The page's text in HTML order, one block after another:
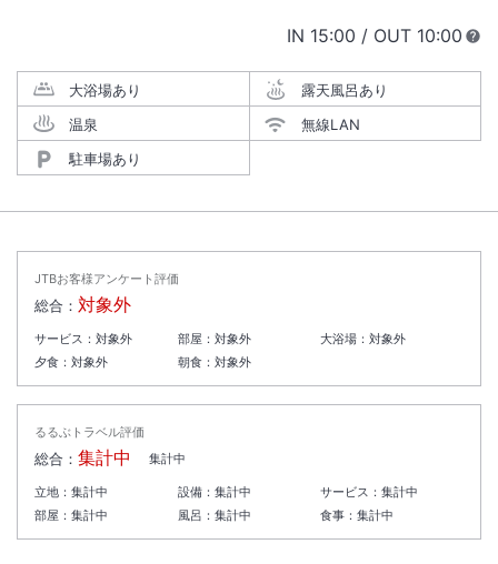
IN チェックイン
15:00 / OUT チェック
10:00
大浴場あり
露天風呂あり
温泉
無線LAN
駐車場あり
JTBお客様アンケート評価
総合： 対象外
サービス： 対象外 部屋： 対象外 大浴場：対象外
夕食： 対象外 朝食： 対象外
るるぶトラベル評価
総合： 集計中 集計中
立地： 集計中 設備： 集計中 サービス：集計中
部屋： 集計中 風呂： 集計中 食事：集計中